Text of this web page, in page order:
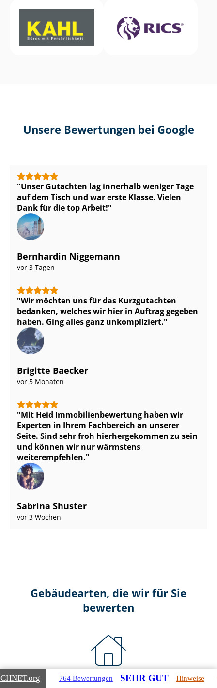
Unsere Bewertungen bei Google
Unser Gutachten lag innerhalb weniger Tage
auf dem Tisch und war erste Klasse. Vielen
Dank für die top Arbeit!
Bernhardin Niggemann
vor 3 Tagen
Wir möchten uns für das Kurzgutachten
bedanken, welches wir hier in Auftrag gegeben
haben. Ging alles ganz unkompliziert.
Brigitte Baecker
vor 5 Monaten
Mit Heid Im­mo­bi­li­en­be­wer­tung haben wir
Experten in Ihrem Fachbereich an unserer
Seite. Sind sehr froh hierhergekommen zu sein
und können wir nur wärmstens
weiterempfehlen.
Sabrina Shuster
vor 3 Wochen
Gebäudearten, die wir für Sie
bewerten
Wohnimmobilien
.org 764 Bewertungen SEHR GUT Hinweise